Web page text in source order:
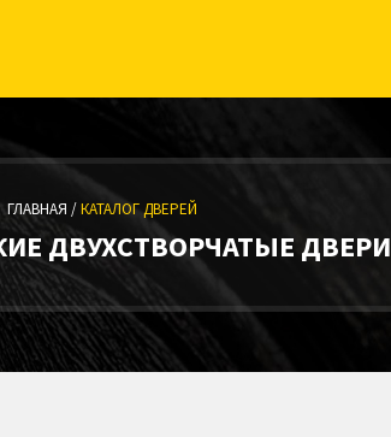
ГЛАВНАЯ /КАТАЛОГ ДВЕРЕЙ
ДВУХСТВОРЧАТЫЕ ДВЕРИ